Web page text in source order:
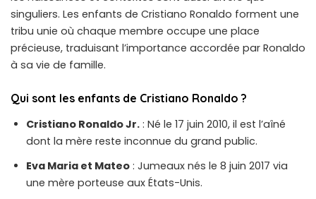
singuliers. Les enfants de Cristiano Ronaldo forment une
tribu unie où chaque membre occupe une place
précieuse, traduisant l’importance accordée par Ronaldo
à sa vie de famille.
Qui sont les enfants de Cristiano Ronaldo ?
Cristiano Ronaldo Jr.: Né le 17 juin 2010, il est l’aîné
dont la mère reste inconnue du grand public.
Eva Maria et Mateo: Jumeaux nés le 8 juin 2017 via
une mère porteuse aux États-Unis.